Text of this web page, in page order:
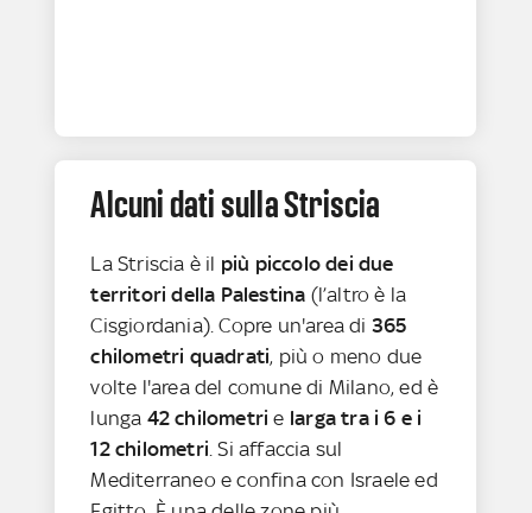
Alcuni dati sulla Striscia
La Striscia è il più piccolo dei due
territori della Palestina (l’altro è la
Cisgiordania). Copre un'area di 365
chilometri quadrati, più o meno due
volte l'area del comune di Milano, ed è
lunga 42 chilometri e larga tra i 6 e i
12 chilometri . Si affaccia sul
Mediterraneo e confina con Israele ed